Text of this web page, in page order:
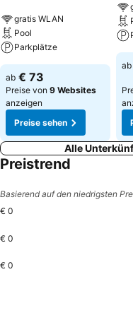
gratis WLAN
Pool
Parkplätze
ab € 73
Preise von 9 Websites
anzeigen
Preise sehen
ab
Alle
Preistrend
Basierend auf den niedrigsten
€ 0
€ 0
€ 0